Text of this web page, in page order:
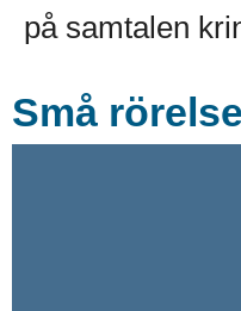
på samtalen
Små